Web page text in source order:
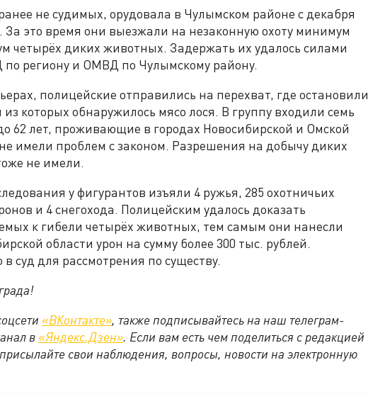
не судимых, орудовала в Чулымском районе с декабря
За это время они выезжали на незаконную охоту минимум
четырёх диких животных. Задержать их удалось силами
региону и ОМВД по Чулымскому району.
полицейские отправились на перехват, где остановили
которых обнаружилось мясо лося. В группу входили семь
62 лет, проживающие в городах Новосибирской и Омской
имели проблем с законом. Разрешения на добычу диких
не имели.
у фигурантов изъяли 4 ружья, 285 охотничьих
и 4 снегохода. Полицейским удалось доказать
к гибели четырёх животных, тем самым они нанесли
области урон на сумму более 300 тыс. рублей.
суд для рассмотрения по существу.
«ВКонтакте», также подписывайтесь на наш телеграм-
в «Яндекс.Дзен». Если вам есть чем поделиться с редакцией
свои наблюдения, вопросы, новости на электронную